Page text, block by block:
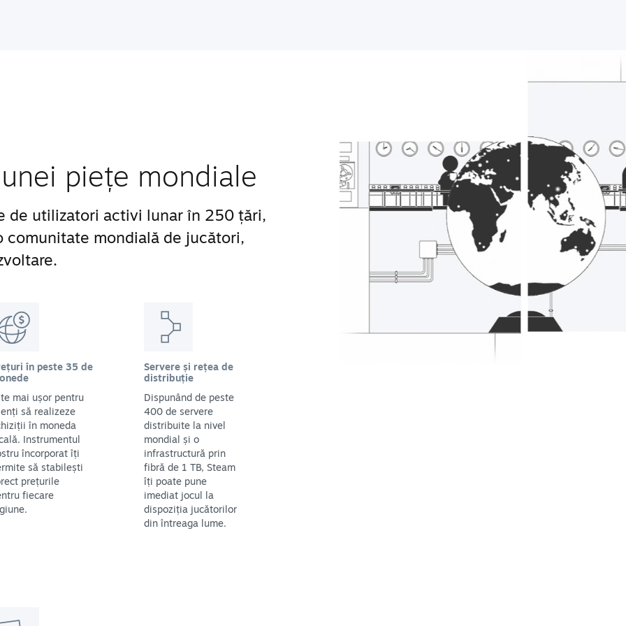
piețe mondiale
de utilizatori activi lunar în 250 țări,
comunitate mondială de jucători,
în peste 35 de
mai ușor pentru
să realizeze
în moneda
Instrumentul
încorporat îți
să stabilești
prețurile
fiecare
Servere și rețea de
distribuție
Dispunând de peste
400 de servere
distribuite la nivel
mondial și o
infrastructură prin
fibră de 1 TB, Steam
îți poate pune
imediat jocul la
dispoziția jucătorilor
din întreaga lume.